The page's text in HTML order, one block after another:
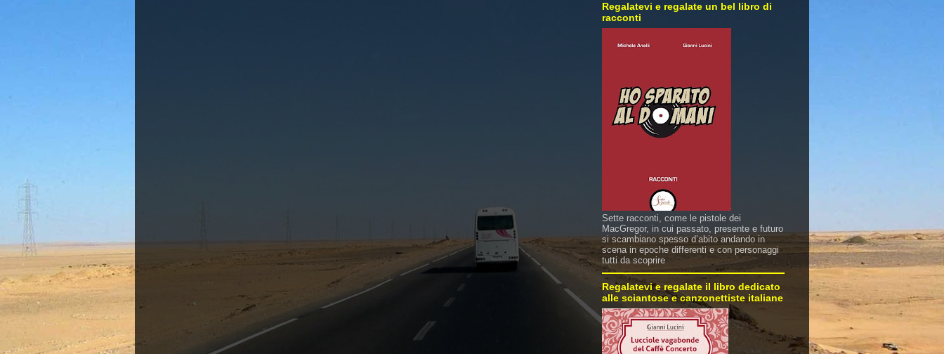
Regalatevi e regalate un bel libro di
racconti
Sette racconti, come le pistole dei
MacGregor, in cui passato, presente e futuro
si scambiano spesso d’abito andando in
scena in epoche differenti e con personaggi
tutti da scoprire
Regalatevi e regalate il libro dedicato
alle sciantose e canzonettiste italiane